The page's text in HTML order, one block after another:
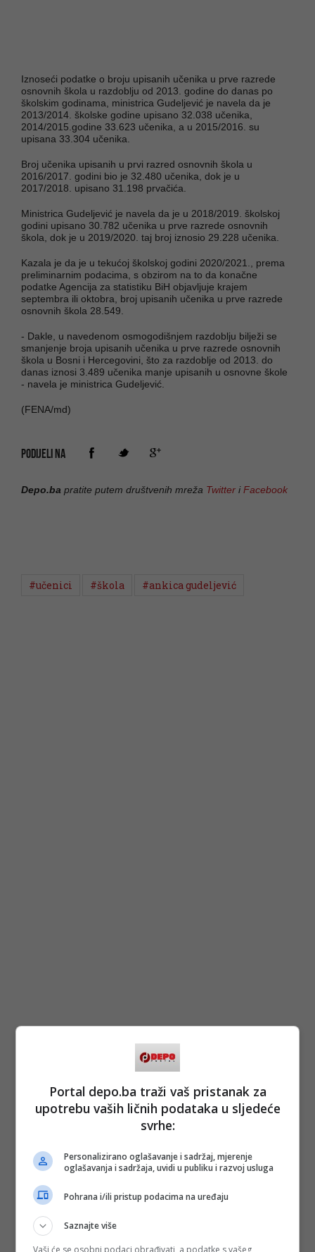
Iznoseći podatke o broju upisanih učenika u prve razrede
osnovnih škola u razdoblju od 2013. godine do danas po
školskim godinama, ministrica Gudeljević je navela da je
2013/2014. školske godine upisano 32.038 učenika,
2014/2015.godine 33.623 učenika, a u 2015/2016. su
upisana 33.304 učenika.
Broj učenika upisanih u prvi razred osnovnih škola u
2016/2017. godini bio je 32.480 učenika, dok je u
2017/2018. upisano 31.198 prvačića.
Ministrica Gudeljević je navela da je u 2018/2019. školskoj
godini upisano 30.782 učenika u prve razrede osnovnih
škola, dok je u 2019/2020. taj broj iznosio 29.228 učenika.
Kazala je da je u tekućoj školskoj godini 2020/2021., prema
preliminarnim podacima, s obzirom na to da konačne
podatke Agencija za statistiku BiH objavljuje krajem
septembra ili oktobra, broj upisanih učenika u prve razrede
osnovnih škola 28.549.
- Dakle, u navedenom osmogodišnjem razdoblju bilježi se
smanjenje broja upisanih učenika u prve razrede osnovnih
škola u Bosni i Hercegovini, što za razdoblje od 2013. do
danas iznosi 3.489 učenika manje upisanih u osnovne škole
- navela je ministrica Gudeljević.
(FENA/md)
PODIJELI NA
Depo.ba pratite putem društvenih mreža Twitter iFacebook
#učenici #škola #ankica gudeljević
Portal depo.ba traži vaš pristanak za
upotrebu vaših ličnih podataka u sljedeće
svrhe:
Personalizirano oglašavanje i sadržaj, mjerenje
oglašavanja i sadržaja, uvidi u publiku i razvoj usluga
Pohrana i/ili pristup podacima na uređaju
Saznajte više
Vaši će se osobni podaci obrađivati, a podatke s vašeg